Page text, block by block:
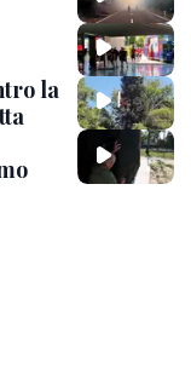
la